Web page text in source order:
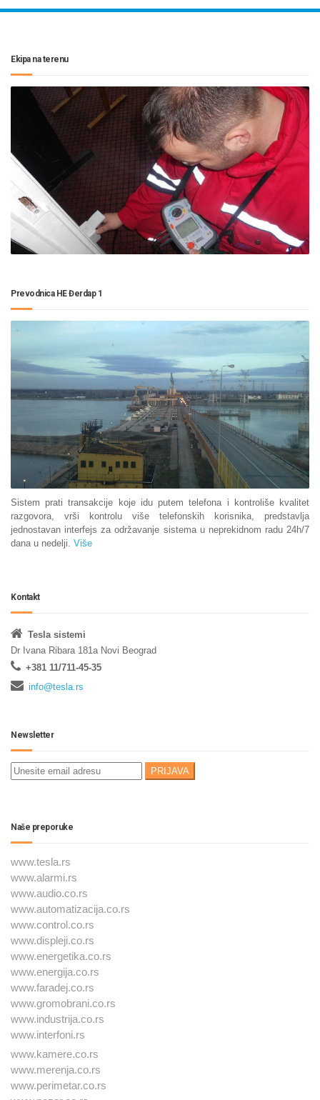
Ekipa na terenu
Prevodnica HE Đerdap 1
Sistem prati transakcije koje idu putem telefona i kontroliše kvalitet
razgovora, vrši kontrolu više telefonskih korisnika, predstavlja
jednostavan interfejs za održavanje sistema u neprekidnom radu 24h/7
dana u nedelji. Više
Kontakt
Tesla sistemi
Dr Ivana Ribara 181a Novi Beograd
+381 11/711-45-35
info@tesla.rs
Newsletter
Naše preporuke
www.tesla.rs
www.alarmi.rs
www.audio.co.rs
www.automatizacija.co.rs
www.control.co.rs
www.displeji.co.rs
www.energetika.co.rs
www.energija.co.rs
www.faradej.co.rs
www.gromobrani.co.rs
www.industrija.co.rs
www.interfoni.rs
www.kamere.co.rs
www.merenja.co.rs
www.perimetar.co.rs